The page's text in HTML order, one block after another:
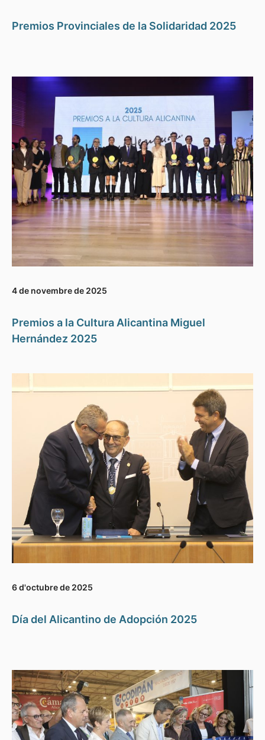
Premios Provinciales de la Solidaridad 2025
4 de novembre de 2025
Premios a la Cultura Alicantina Miguel
Hernández 2025
6 d'octubre de 2025
Día del Alicantino de Adopción 2025